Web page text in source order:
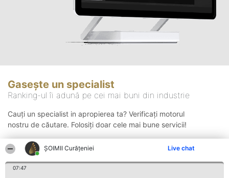
ȘOIMII Curățeniei Live chat
07:47
Gasește un specialist
Ranking-ul îi adună pe cei mai buni din industrie
Cauți un specialist in apropierea ta? Verificați motorul
nostru de căutare. Folosiți doar cele mai bune servicii!